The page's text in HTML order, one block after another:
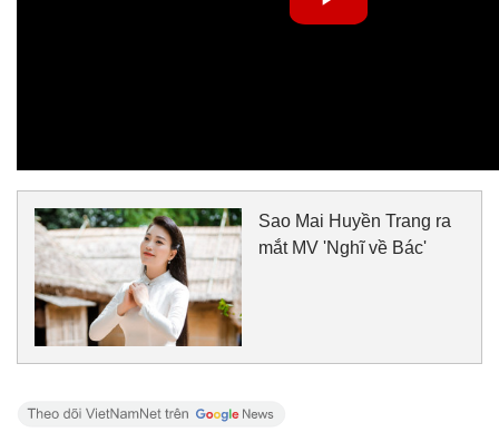
Sao Mai Huyền Trang ra
mắt MV 'Nghĩ về Bác'